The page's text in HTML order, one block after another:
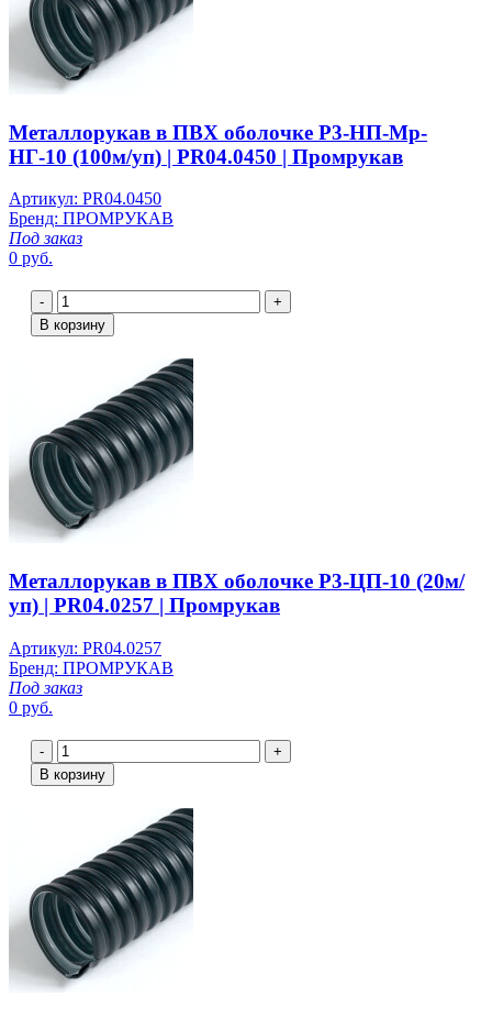
Металлорукав в ПВХ оболочке Р3-НП-Мр-
НГ-10 (100м/уп) | PR04.0450 | Промрукав
Артикул: PR04.0450
Бренд: ПРОМРУКАВ
Под заказ
0 руб.
-
+
В корзину
Металлорукав в ПВХ оболочке Р3-ЦП-10 (20м/
уп) | PR04.0257 | Промрукав
Артикул: PR04.0257
Бренд: ПРОМРУКАВ
Под заказ
0 руб.
-
+
В корзину